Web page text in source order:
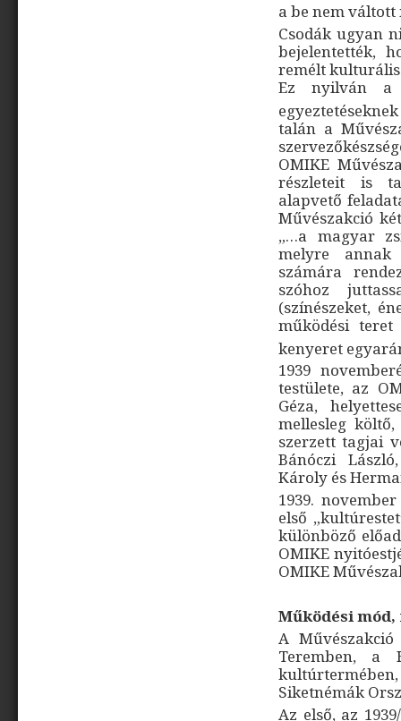
a be nem váltott
Csodák ugyan
bejelentették,
remélt
Ez nyilván a
talán a
OMIKE
részleteit is
alapvető
Művészakció
„…a magyar
melyre annak
számára
szóhoz
(színészeket,
működési teret
kenyeret
1939
testülete, az
Géza,
mellesleg
szerzett tagjai
Bánóczi
Károly és
1939.
első
különböző
OMIKE
OMIKE
Működési
A
Teremben, a
Siketnémák
Az első, az